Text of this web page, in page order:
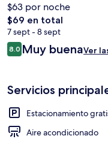
$63 por noche
El
precio
total
es
$69 en total
7 sept - 8 sept
Opiniones
8.08.0 de 10,
Muy buenaVer
Servicios
Estacionamiento
Aire acondicionado